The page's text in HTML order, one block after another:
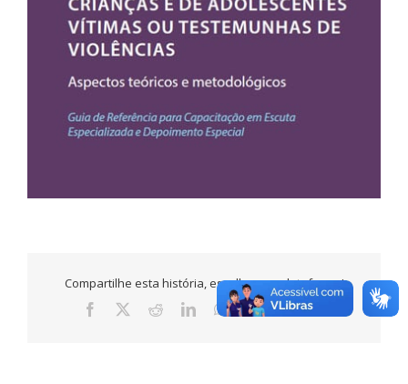
Compartilhe esta história, escolha sua plataforma!